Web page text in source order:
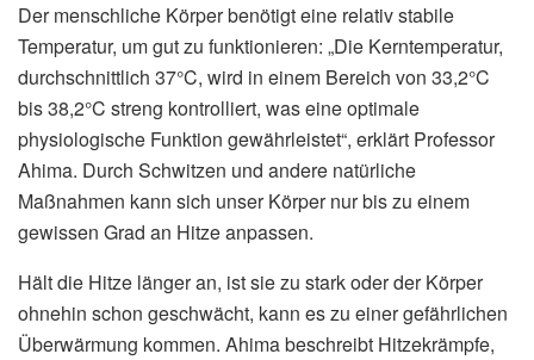
Der menschliche Körper benötigt eine relativ stabile
Temperatur, um gut zu funktionieren: „Die Kerntemperatur,
durchschnittlich 37°C, wird in einem Bereich von 33,2°C
bis 38,2°C streng kontrolliert, was eine optimale
physiologische Funktion gewährleistet“, erklärt Professor
Ahima. Durch Schwitzen und andere natürliche
Maßnahmen kann sich unser Körper nur bis zu einem
gewissen Grad an Hitze anpassen.
Hält die Hitze länger an, ist sie zu stark oder der Körper
ohnehin schon geschwächt, kann es zu einer gefährlichen
Überwärmung kommen. Ahima beschreibt Hitzekrämpfe,